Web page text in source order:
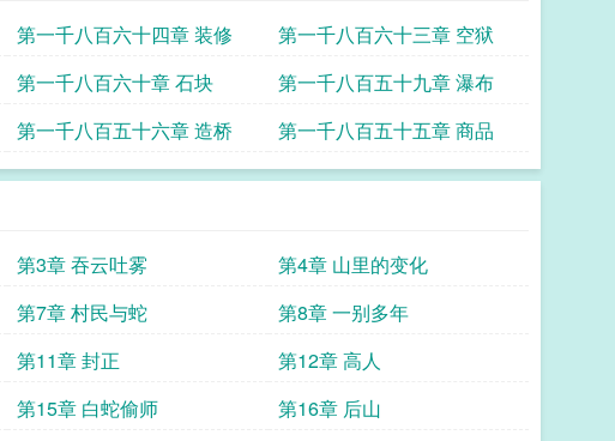
第一千八百六十四章 装修
第一千八百六十三章 空狱
第一千八百六十章 石块
第一千八百五十九章 瀑布
第一千八百五十六章 造桥 第一千八百五十五章 商品
第3章 吞云吐雾
第4章 山里的变化
第7章 村民与蛇
第8章 一别多年
第11章 封正
第12章 高人
第15章 白蛇偷师
第16章 后山